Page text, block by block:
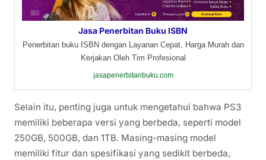
Jasa Penerbitan Buku ISBN
Penerbitan buku ISBN dengan Layanan Cepat, Harga Murah dan
Kerjakan Oleh Tim Profesional
jasapenerbitanbuku.com
Selain itu, penting juga untuk mengetahui bahwa PS3
memiliki beberapa versi yang berbeda, seperti model
250GB, 500GB, dan 1TB. Masing-masing model
memiliki fitur dan spesifikasi yang sedikit berbeda,